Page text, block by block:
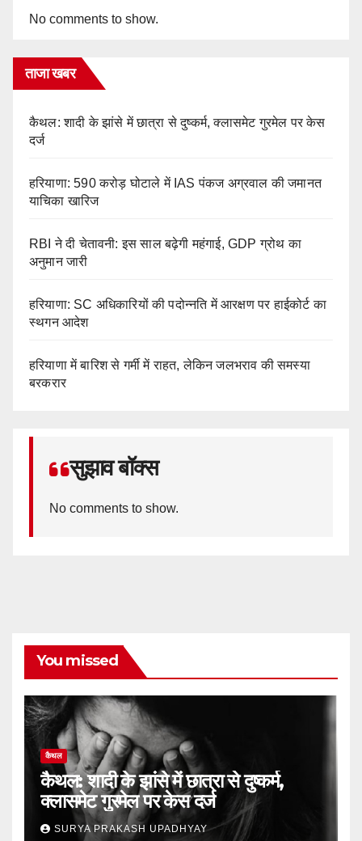
No comments to show.
ताजा खबर
कैथल: शादी के झांसे में छात्रा से दुष्कर्म, क्लासमेट गुरमेल पर केस
दर्ज
हरियाणा: 590 करोड़ घोटाले में IAS पंकज अग्रवाल की जमानत
याचिका खारिज
RBI ने दी चेतावनी: इस साल बढ़ेगी महंगाई, GDP ग्रोथ का
अनुमान जारी
हरियाणा: SC अधिकारियों की पदोन्नति में आरक्षण पर हाईकोर्ट का
स्थगन आदेश
हरियाणा में बारिश से गर्मी में राहत, लेकिन जलभराव की समस्या
बरकरार
सुझाव बॉक्स
No comments to show.
You missed
कैथल
कैथल: शादी के झांसे में छात्रा से दुष्कर्म,
क्लासमेट गुरमेल पर केस दर्ज
SURYA PRAKASH UPADHYAY